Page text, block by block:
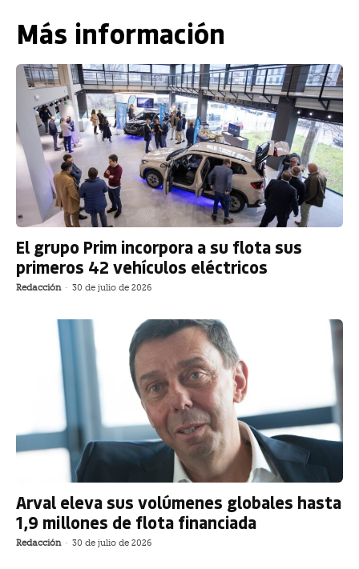
Más información
El grupo Prim incorpora a su flota sus
primeros 42 vehículos eléctricos
Redacción - 30 de julio de 2026
Arval eleva sus volúmenes globales hasta
1,9 millones de flota financiada
Redacción - 30 de julio de 2026